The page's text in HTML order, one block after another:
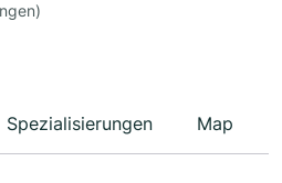
Spezialisierungen Map